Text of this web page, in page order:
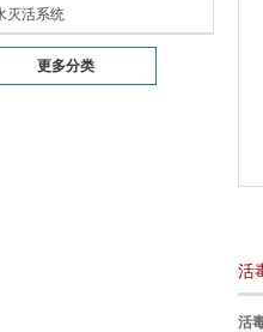
灭活系统
更多分类
活
活